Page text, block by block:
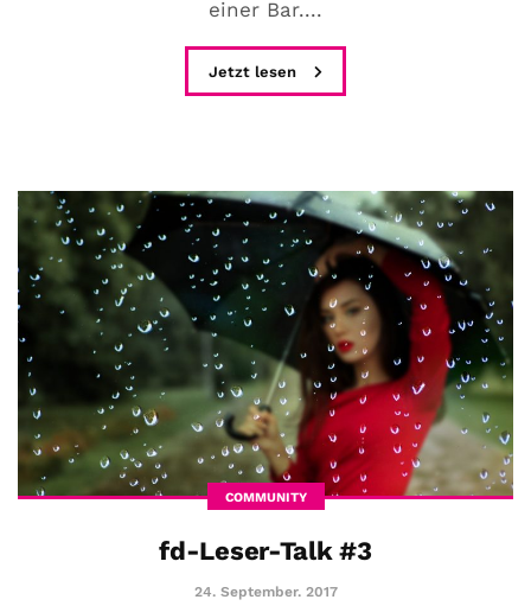
einer Bar....
Jetzt lesen
COMMUNITY
fd-Leser-Talk #3
24. September. 2017